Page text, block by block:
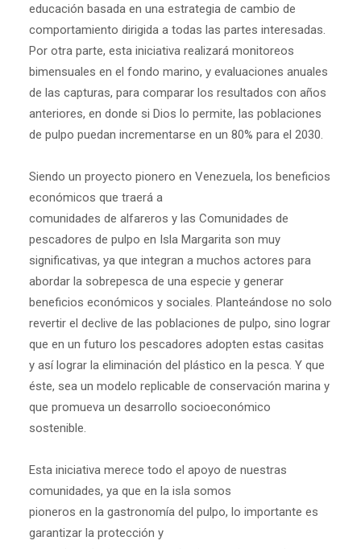
educación basada en una estrategia de cambio de
comportamiento dirigida a todas las partes interesadas.
Por otra parte, esta iniciativa realizará monitoreos
bimensuales en el fondo marino, y evaluaciones anuales
de las capturas, para comparar los resultados con años
anteriores, en donde si Dios lo permite, las poblaciones
de pulpo puedan incrementarse en un 80% para el 2030.
Siendo un proyecto pionero en Venezuela, los beneficios
económicos que traerá a
comunidades de alfareros y las Comunidades de
pescadores de pulpo en Isla Margarita son muy
significativas, ya que integran a muchos actores para
abordar la sobrepesca de una especie y generar
beneficios económicos y sociales. Planteándose no solo
revertir el declive de las poblaciones de pulpo, sino lograr
que en un futuro los pescadores adopten estas casitas
y así lograr la eliminación del plástico en la pesca. Y que
éste, sea un modelo replicable de conservación marina y
que promueva un desarrollo socioeconómico
sostenible.
Esta iniciativa merece todo el apoyo de nuestras
comunidades, ya que en la isla somos
pioneros en la gastronomía del pulpo, lo importante es
garantizar la protección y